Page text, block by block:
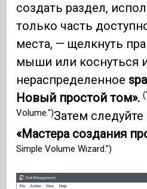
создать раздел,
только часть
места, — щелкнуть
мыши или коснуться
нераспределенное
Новый простой том».
Volume.")Затем
«Мастера создания
Simple Volume Wizard.")